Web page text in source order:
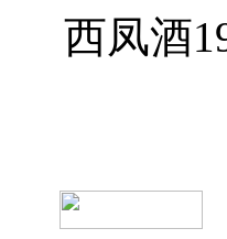
西凤酒